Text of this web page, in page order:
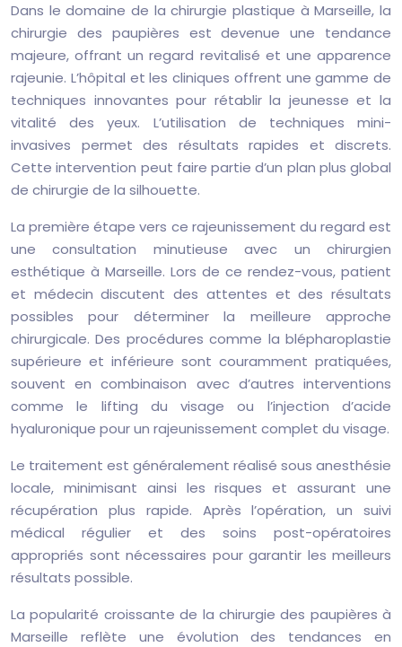
Dans le domaine de la chirurgie plastique à Marseille, la
chirurgie des paupières est devenue une tendance
majeure, offrant un regard revitalisé et une apparence
rajeunie. L’hôpital et les cliniques offrent une gamme de
techniques innovantes pour rétablir la jeunesse et la
vitalité des yeux. L’utilisation de techniques mini-
invasives permet des résultats rapides et discrets.
Cette intervention peut faire partie d’un plan plus global
de chirurgie de la silhouette.
La première étape vers ce rajeunissement du regard est
une consultation minutieuse avec un chirurgien
esthétique à Marseille. Lors de ce rendez-vous, patient
et médecin discutent des attentes et des résultats
possibles pour déterminer la meilleure approche
chirurgicale. Des procédures comme la blépharoplastie
supérieure et inférieure sont couramment pratiquées,
souvent en combinaison avec d’autres interventions
comme le lifting du visage ou l’injection d’acide
hyaluronique pour un rajeunissement complet du visage.
Le traitement est généralement réalisé sous anesthésie
locale, minimisant ainsi les risques et assurant une
récupération plus rapide. Après l’opération, un suivi
médical régulier et des soins post-opératoires
appropriés sont nécessaires pour garantir les meilleurs
résultats possible.
La popularité croissante de la chirurgie des paupières à
Marseille reflète une évolution des tendances en